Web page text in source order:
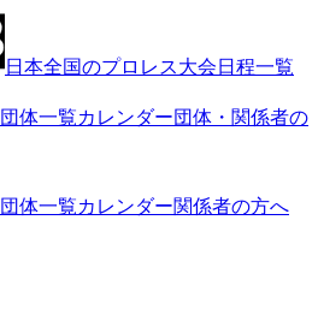
日本全国のプロレス大会日程一覧
団体一覧カレンダー団体・関係者の
団体一覧カレンダー関係者の方へ